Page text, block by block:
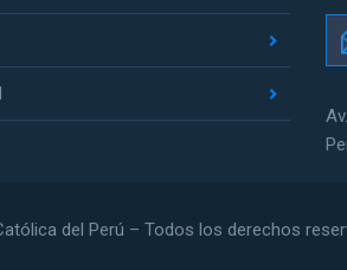
del Perú – Todos los derechos